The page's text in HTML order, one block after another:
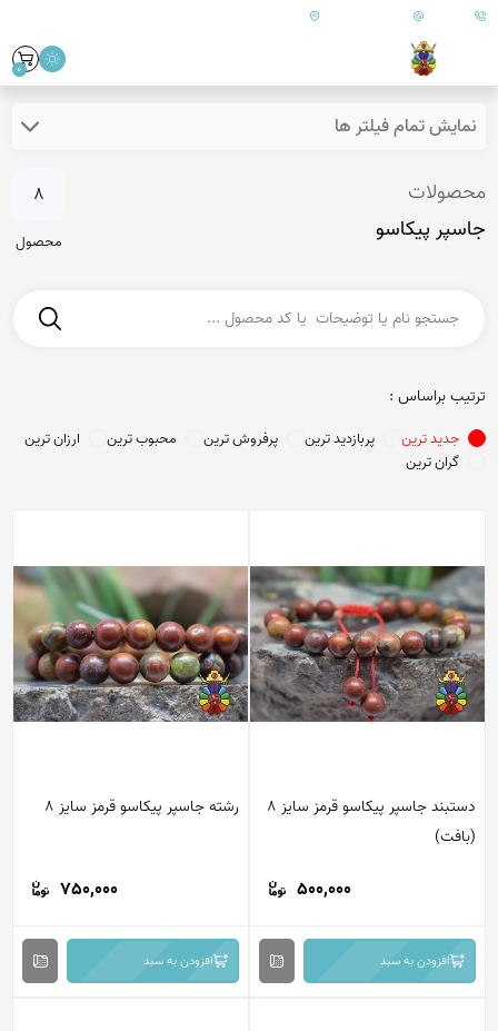
09179890157 ایران - فارس - کازرون
0
نمایش تمام فیلتر ها
محصولات
جاسپر پیکاسو
8
محصول
ترتیب براساس :
جدید ترین پربازدید ترین پرفروش ترین محبوب ترین
ارزان ترین
گران ترین
دستبند جاسپر پیکاسو قرمز سایز 8
(بافت)
500,000
افزودن به سبد
رشته جاسپر پیکاسو قرمز سایز 8
750,000
افزودن به سبد